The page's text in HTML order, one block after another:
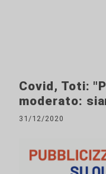
Covid, Toti:
moderato:
31/12/2020